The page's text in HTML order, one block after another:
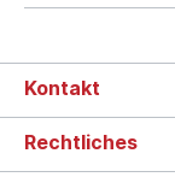
Kontakt
Rechtliches